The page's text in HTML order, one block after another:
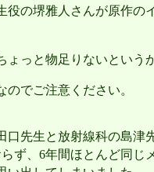
の堺雅人さんが原作の
っと物足りないという
でご注意ください。
先生と放射線科の島津
ず、 6年間ほとんど同じ